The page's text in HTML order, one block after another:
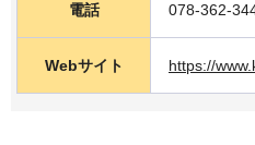
電話 078-362-
Webサイト https://